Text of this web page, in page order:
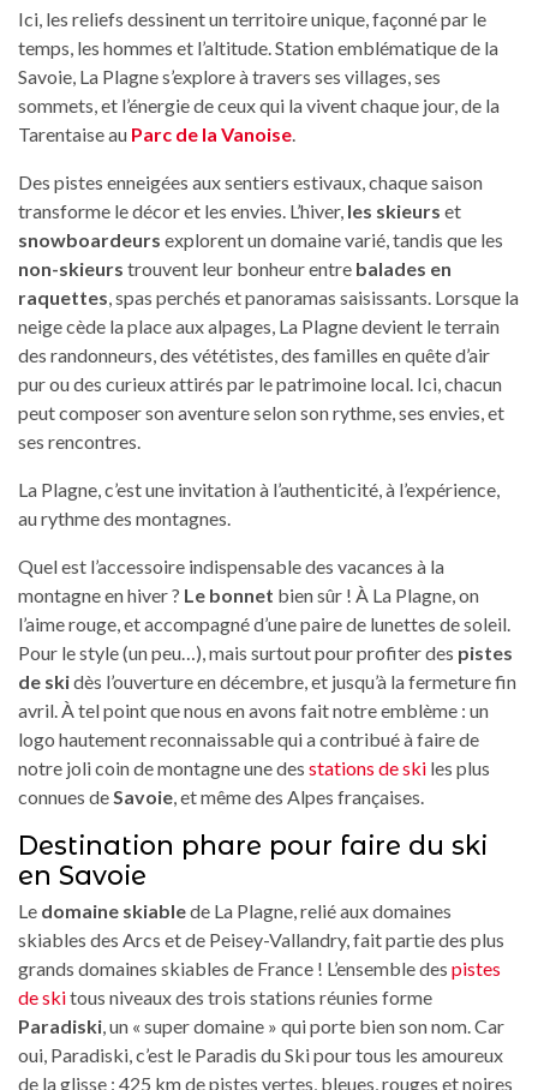
Ici, les reliefs dessinent un territoire unique, façonné par le
temps, les hommes et l’altitude. Station emblématique de la
Savoie, La Plagne s’explore à travers ses villages, ses
sommets, et l’énergie de ceux qui la vivent chaque jour, de la
Tarentaise au Parc de la Vanoise
Des pistes enneigées aux sentiers estivaux, chaque saison
transforme le décor et les envies. L’hiver, les skieurs et
snowboardeurs explorent un domaine varié, tandis que les
non-skieurs trouvent leur bonheur entre balades en
raquettes , spas perchés et panoramas saisissants. Lorsque la
neige cède la place aux alpages, La Plagne devient le terrain
des randonneurs, des vététistes, des familles en quête d’air
pur ou des curieux attirés par le patrimoine local. Ici, chacun
peut composer son aventure selon son rythme, ses envies, et
ses rencontres.
La Plagne, c’est une invitation à l’authenticité, à l’expérience,
au rythme des montagnes.
Quel est l’accessoire indispensable des vacances à la
montagne en hiver ? Le bonnet bien sûr ! À La Plagne, on
l’aime rouge, et accompagné d’une paire de lunettes de soleil.
Pour le style (un peu…), mais surtout pour profiter des pistes
de skidès l’ouverture en décembre, et jusqu’à la fermeture fin
avril. À tel point que nous en avons fait notre emblème : un
logo hautement reconnaissable qui a contribué à faire de
notre joli coin de montagne une des stations de ski les plus
connues de Savoie , et même des Alpes françaises.
Destination phare pour faire du ski
en Savoie
Le domaine skiablede La Plagne, relié aux domaines
skiables des Arcs et de Peisey-Vallandry, fait partie des plus
grands domaines skiables de France ! L’ensemble des pistes
de skitous niveaux des trois stations réunies forme
Paradiski , un « super domaine » qui porte bien son nom. Car
oui, Paradiski, c’est le Paradis du Ski pour tous les amoureux
de la glisse : 425 km de pistes vertes, bleues, rouges et noires